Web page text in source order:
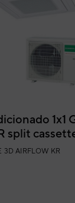
1x1
split
con flujo
3D AIRFLOW KR